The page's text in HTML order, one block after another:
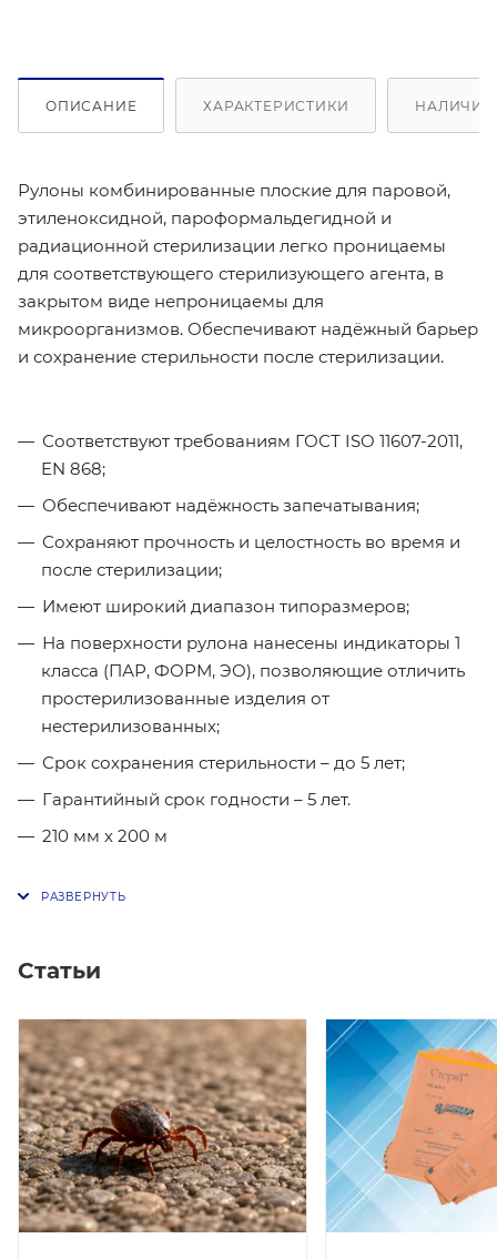
ОПИСАНИЕ ХАРАКТЕРИСТИКИ НАЛИЧИЕ
Рулоны комбинированные плоские для паровой,
этиленоксидной, пароформальдегидной и
радиационной стерилизации легко проницаемы
для соответствующего стерилизующего агента, в
закрытом виде непроницаемы для
микроорганизмов. Обеспечивают надёжный барьер
и сохранение стерильности после стерилизации.
Соответствуют требованиям ГОСТ ISO 11607-2011,
EN 868;
Обеспечивают надёжность запечатывания;
Сохраняют прочность и целостность во время и
после стерилизации;
Имеют широкий диапазон типоразмеров;
На поверхности рулона нанесены индикаторы 1
класса (ПАР, ФОРМ, ЭО), позволяющие отличить
простерилизованные изделия от
нестерилизованных;
Срок сохранения стерильности – до 5 лет;
Гарантийный срок годности – 5 лет.
210 мм х 200 м
Статьи